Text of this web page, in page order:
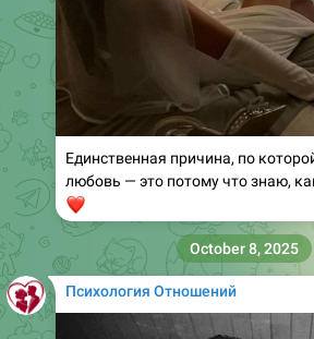
Единственная причина, по
любовь — это потому что знаю,
Психология Отношений
October 8, 2025